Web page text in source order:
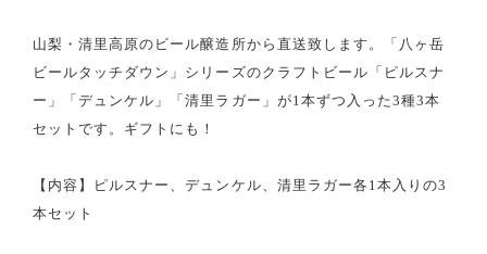
山梨・清里高原のビール醸造所から直送致します。「八ヶ岳
ビールタッチダウン」シリーズのクラフトビール「ピルスナ
ー」「デュンケル」「清里ラガー」が1本ずつ入った3種3本
セットです。ギフトにも！
【内容】ピルスナー、デュンケル、清里ラガー各1本入りの3
本セット